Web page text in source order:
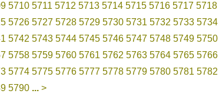
5710 5711 5712 5713 5714 5715 5716 5717 5718
5726 5727 5728 5729 5730 5731 5732 5733 5734
5742 5743 5744 5745 5746 5747 5748 5749 5750
5758 5759 5760 5761 5762 5763 5764 5765 5766
5774 5775 5776 5777 5778 5779 5780 5781 5782
5790 ... >